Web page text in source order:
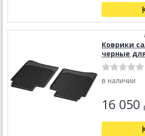
Коврики
черные
в наличии
16 050